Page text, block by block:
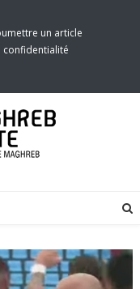
un article
confidentialité